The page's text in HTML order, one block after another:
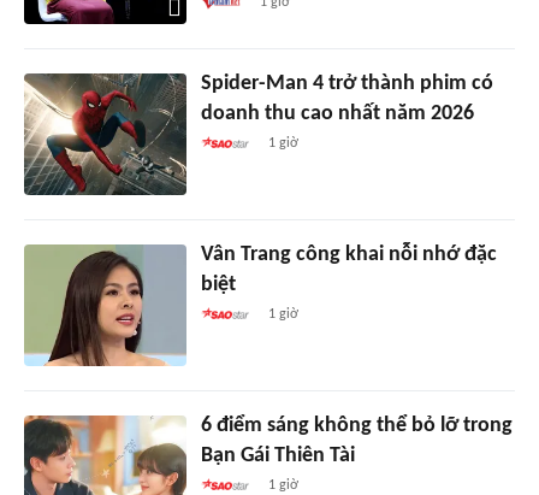
Spider-Man 4 trở thành phim có
doanh thu cao nhất năm 2026
1 giờ
Vân Trang công khai nỗi nhớ đặc
biệt
1 giờ
6 điểm sáng không thể bỏ lỡ trong
Bạn Gái Thiên Tài
1 giờ